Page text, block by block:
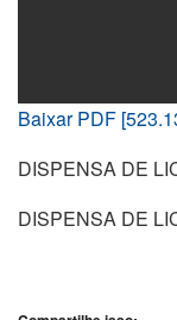
Baixar PDF
DISPENSA DE
DISPENSA DE